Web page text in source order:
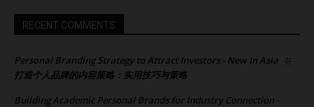
RECENT COMMENTS
Personal Branding Strategy to Attract Investors - New In Asia 在
打造个人品牌的内容策略：实用技巧与策略
Building Academic Personal Brands for Industry Connection -